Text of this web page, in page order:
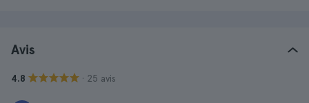
Avis
4.8 · 25 avis